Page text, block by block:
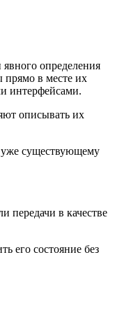
определения
прямо в месте их
интерфейсами.
описывать их
уже существующему
передачи в качестве
его состояние без